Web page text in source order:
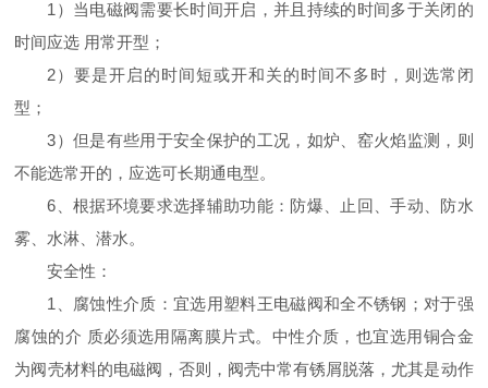
1）当电磁阀需要长时间开启，并且持续的时间多于关闭的
时间应选 用常开型；
2）要是开启的时间短或开和关的时间不多时，则选常闭
型；
3）但是有些用于安全保护的工况，如炉、窑火焰监测，则
不能选常开的，应选可长期通电型。
6、根据环境要求选择辅助功能：防爆、止回、手动、防水
雾、水淋、潜水。
安全性：
1、腐蚀性介质：宜选用塑料王电磁阀和全不锈钢；对于强
腐蚀的介 质必须选用隔离膜片式。中性介质，也宜选用铜合金
为阀壳材料的电磁阀，否则，阀壳中常有锈屑脱落，尤其是动作